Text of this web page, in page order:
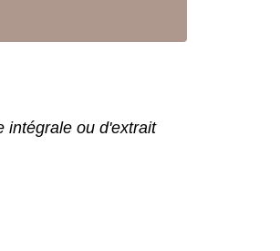
intégrale ou d'extrait